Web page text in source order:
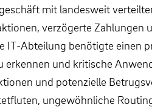
mit landesweit
verzögerte Zahlungen
IT-Abteilung benötigte einen
erkennen und kritische
und potenzielle
ungewöhnliche